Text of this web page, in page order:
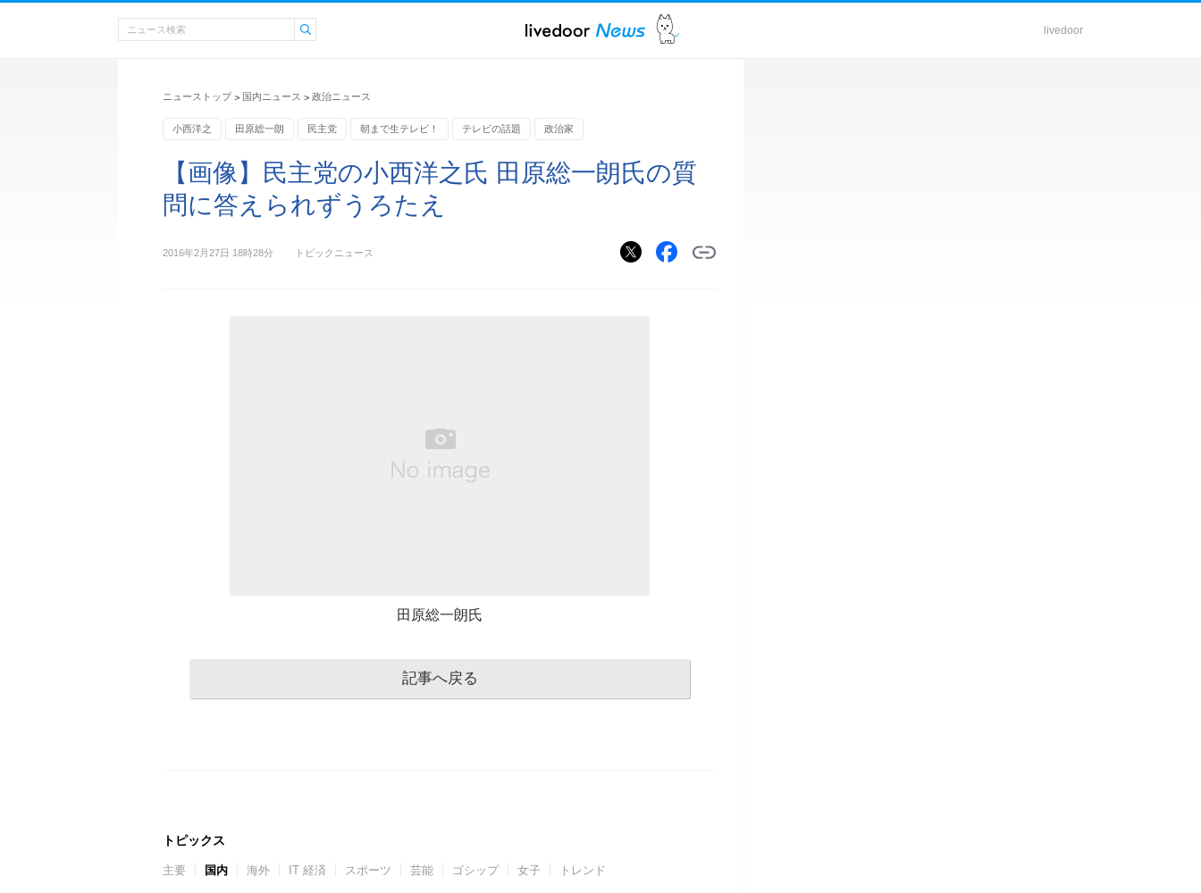
livedoor
ニューストップ > 国内ニュース > 政治ニュース
小西洋之 田原総一朗 民主党 朝まで生テレビ！ テレビの話題 政治家
【画像】民主党の小西洋之氏 田原総一朗氏の質
問に答えられずうろたえ
2016年2月27日 18時28分 トピックニュース
田原総一朗氏
記事へ戻る
トピックス
主要 国内 海外 IT 経済 スポーツ 芸能 ゴシップ 女子 トレンド